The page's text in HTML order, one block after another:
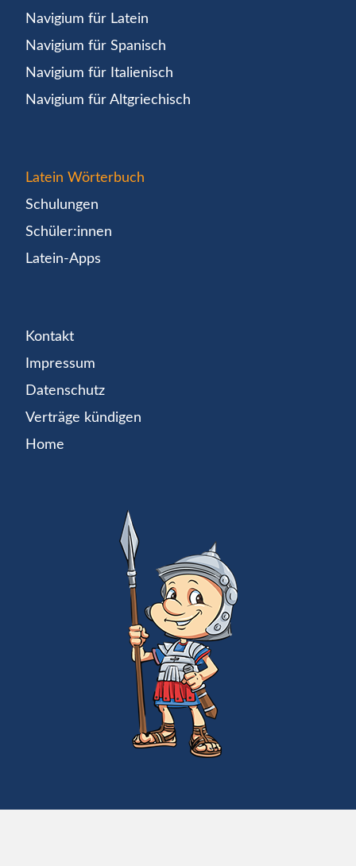
Navigium für Latein
Navigium für Spanisch
Navigium für Italienisch
Navigium für Altgriechisch
Latein Wörterbuch
Schulungen
Schüler:innen
Latein-Apps
Kontakt
Impressum
Datenschutz
Verträge kündigen
Home